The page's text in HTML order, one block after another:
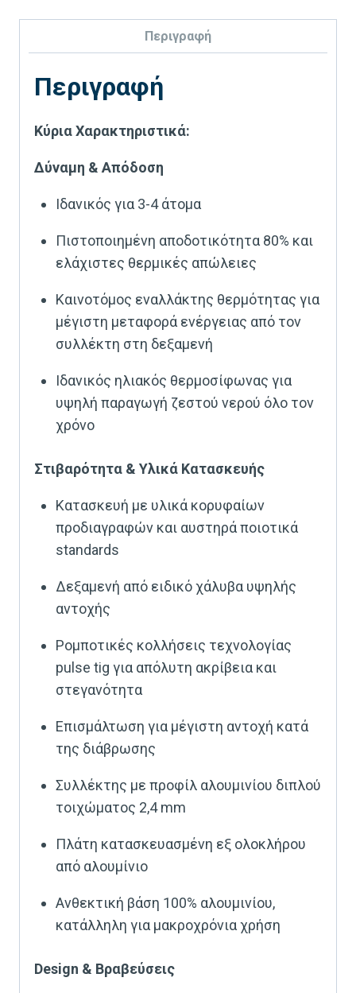
Περιγραφή
Περιγραφή
Κύρια Χαρακτηριστικά:
Δύναμη & Απόδοση
Ιδανικός για 3-4 άτομα
Πιστοποιημένη αποδοτικότητα 80% και
ελάχιστες θερμικές απώλειες
Καινοτόμος εναλλάκτης θερμότητας για
μέγιστη μεταφορά ενέργειας από τον
συλλέκτη στη δεξαμενή
Ιδανικός ηλιακός θερμοσίφωνας για
υψηλή παραγωγή ζεστού νερού όλο τον
χρόνο
Στιβαρότητα & Υλικά Κατασκευής
Κατασκευή με υλικά κορυφαίων
προδιαγραφών και αυστηρά ποιοτικά
standards
Δεξαμενή από ειδικό χάλυβα υψηλής
αντοχής
Ρομποτικές κολλήσεις τεχνολογίας
pulse tig για απόλυτη ακρίβεια και
στεγανότητα
Επισμάλτωση για μέγιστη αντοχή κατά
της διάβρωσης
Συλλέκτης με προφίλ αλουμινίου διπλού
τοιχώματος 2,4 mm
Πλάτη κατασκευασμένη εξ ολοκλήρου
από αλουμίνιο
Ανθεκτική βάση 100% αλουμινίου,
κατάλληλη για μακροχρόνια χρήση
Design & Βραβεύσεις